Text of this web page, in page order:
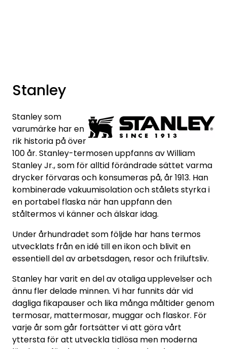
Stanley
Stanley som
varumärke har en
rik historia på över
100 år. Stanley-termosen uppfanns av William
Stanley Jr., som för alltid förändrade sättet varma
drycker förvaras och konsumeras på, år 1913. Han
kombinerade vakuumisolation och stålets styrka i
en portabel flaska när han uppfann den
ståltermos vi känner och älskar idag.
Under århundradet som följde har hans termos
utvecklats från en idé till en ikon och blivit en
essentiell del av arbetsdagen, resor och friluftsliv.
Stanley har varit en del av otaliga upplevelser och
ännu fler delade minnen. Vi har funnits där vid
dagliga fikapauser och lika många måltider genom
termosar, mattermosar, muggar och flaskor. För
varje år som går fortsätter vi att göra vårt
yttersta för att utveckla tidlösa men moderna
Mediaportalen